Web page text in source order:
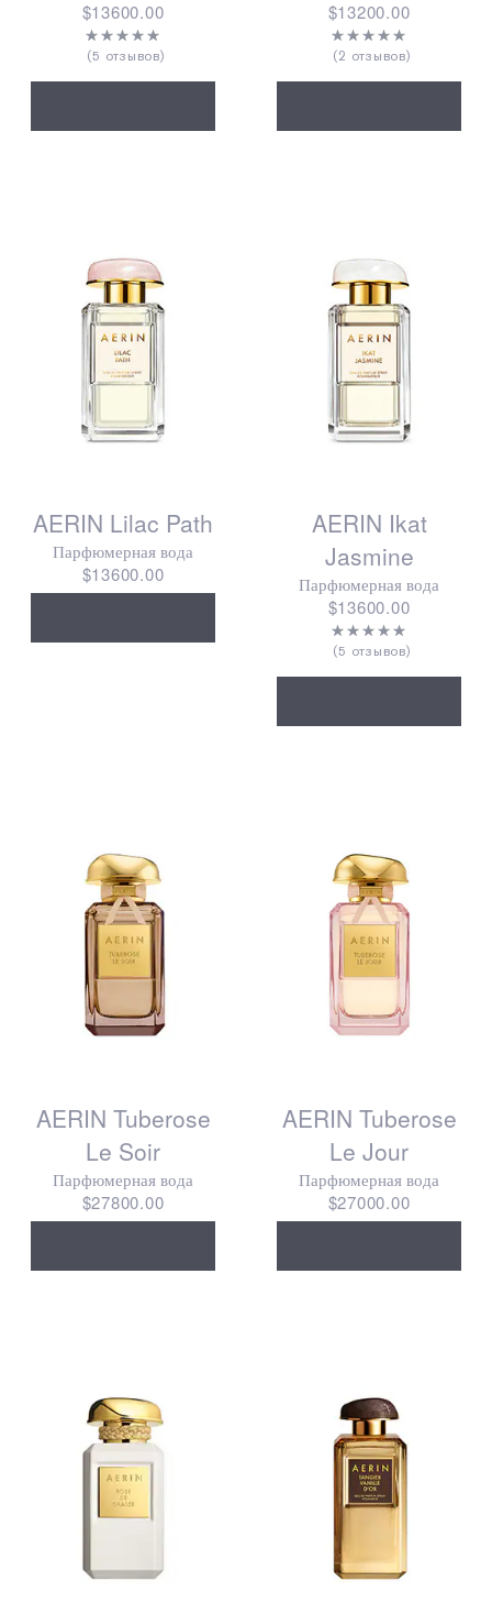
$13600.00
5 отзывов
$13200.00
2 отзывов
AERIN Lilac Path
Парфюмерная вода
$13600.00
AERIN Ikat
Jasmine
Парфюмерная вода
$13600.00
5 отзывов
AERIN Tuberose
Le Soir
Парфюмерная вода
$27800.00
AERIN Tuberose
Le Jour
Парфюмерная вода
$27000.00